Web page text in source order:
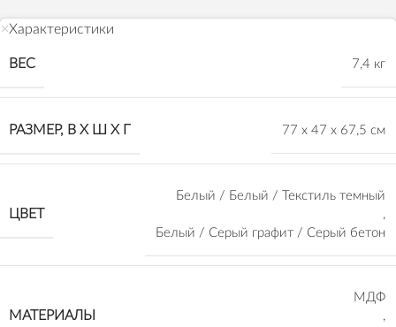
Характеристики
ВЕС 7,4 кг
РАЗМЕР, В Х Ш Х Г 77 х 47 х 67,5 см
ЦВЕТ
Белый / Белый / Текстиль темный
,
Белый / Серый графит / Серый бетон
МАТЕРИАЛЫ
МДФ
,